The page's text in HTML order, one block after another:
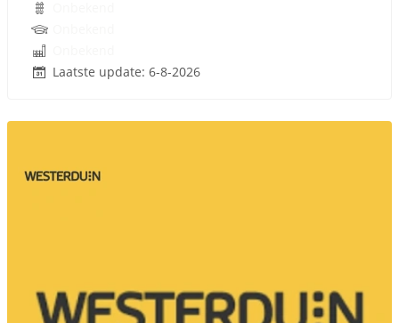
Laatste update: 6-8-2026